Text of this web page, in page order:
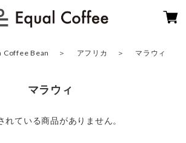
Coffee Bean アフリカ マラウィ
マラウィ
れている商品がありません。